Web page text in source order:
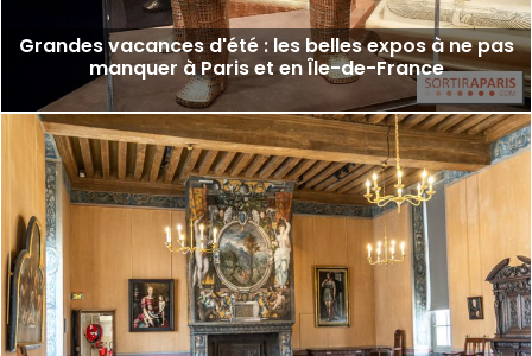
Grandes vacances d'été : les belles expos à ne pas
manquer à Paris et en Île-de-France